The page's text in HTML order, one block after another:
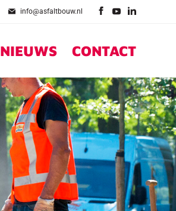
info@asfaltbouw.nl
NIEUWS CONTACT